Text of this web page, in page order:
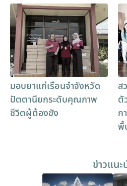
มอบยาแก่เรือนจำจังหวัด
ปัตตานียกระดับคุณภาพ
ชีวิตผู้ต้องขัง
ส
ตั
ก
พื้
ข่าวแนะ